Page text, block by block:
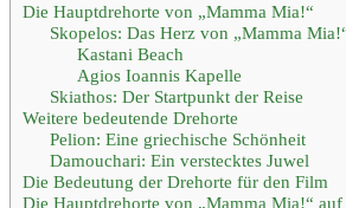
Die Hauptdrehorte von „Mamma Mia!“
Skopelos: Das Herz von „Mamma
Kastani Beach
Agios Ioannis Kapelle
Skiathos: Der Startpunkt der Reise
Weitere bedeutende Drehorte
Pelion: Eine griechische Schönheit
Damouchari: Ein verstecktes Juwel
Die Bedeutung der Drehorte für den Film
Die Hauptdrehorte von „Mamma Mia!“